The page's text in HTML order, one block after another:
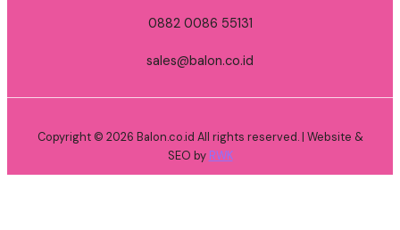
0882 0086 55131
sales@balon.co.id
Copyright © 2026 Balon.co.id All rights reserved. | Website &
SEO by RWK